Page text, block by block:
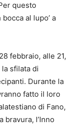
questo
al lupo’ a
febbraio, alle 21,
sfilata di
Durante la
fatto il loro
di Fano,
bravura, l’Inno